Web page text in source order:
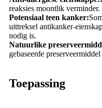
reaksies moontlik verminder.
Potensiaal teen kanker:
uittreksel antikanker-
nodig is.
Natuurlike
gebaseerde
Toepassing